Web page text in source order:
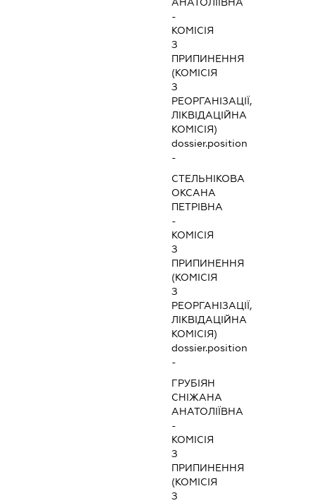
-
КОМІСІЯ
З
ПРИПИНЕННЯ
(КОМІСІЯ
З
РЕОРГАНІЗАЦІЇ,
ЛІКВІДАЦІЙНА
КОМІСІЯ)
dossier.position
-
СТЕЛЬНІКОВА
ОКСАНА
ПЕТРІВНА
-
КОМІСІЯ
З
ПРИПИНЕННЯ
(КОМІСІЯ
З
РЕОРГАНІЗАЦІЇ,
ЛІКВІДАЦІЙНА
КОМІСІЯ)
dossier.position
-
ГРУБІЯН
СНІЖАНА
АНАТОЛІЇВНА
-
КОМІСІЯ
З
ПРИПИНЕННЯ
(КОМІСІЯ
З